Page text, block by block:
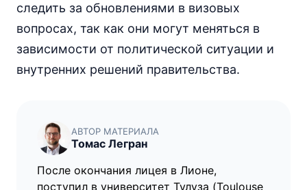
следить за обновлениями в визовых
вопросах, так как они могут меняться в
зависимости от политической ситуации и
внутренних решений правительства.
АВТОР МАТЕРИАЛА
Томас Легран
После окончания лицея в Лионе,
поступил в университет Тулуза (Toulouse